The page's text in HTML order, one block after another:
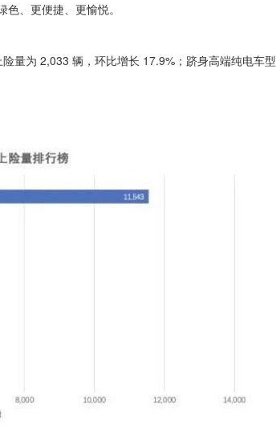
、更便捷、更愉悦。
量为 2,033 辆，环比增长 17.9%；跻身高端纯电车型